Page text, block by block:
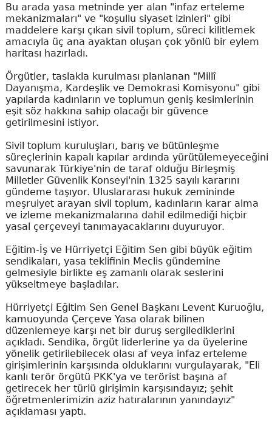
Bu arada yasa metninde yer alan "infaz erteleme
mekanizmaları" ve "koşullu siyaset izinleri" gibi
maddelere karşı çıkan sivil toplum, süreci kilitlemek
amacıyla üç ana ayaktan oluşan çok yönlü bir eylem
haritası hazırladı.
Örgütler, taslakla kurulması planlanan "Millî
Dayanışma, Kardeşlik ve Demokrasi Komisyonu" gibi
yapılarda kadınların ve toplumun geniş kesimlerinin
eşit söz hakkına sahip olacağı bir güvence
getirilmesini istiyor.
Sivil toplum kuruluşları, barış ve bütünleşme
süreçlerinin kapalı kapılar ardında yürütülemeyeceğini
savunarak Türkiye'nin de taraf olduğu Birleşmiş
Milletler Güvenlik Konseyi'nin 1325 sayılı kararını
gündeme taşıyor. Uluslararası hukuk zemininde
meşruiyet arayan sivil toplum, kadınların karar alma
ve izleme mekanizmalarına dahil edilmediği hiçbir
yasal çerçeveyi tanımayacaklarını duyuruyor.
Eğitim-İş ve Hürriyetçi Eğitim Sen gibi büyük eğitim
sendikaları, yasa teklifinin Meclis gündemine
gelmesiyle birlikte eş zamanlı olarak seslerini
yükseltmeye başladılar.
Hürriyetçi Eğitim Sen Genel Başkanı Levent Kuruoğlu,
kamuoyunda Çerçeve Yasa olarak bilinen
düzenlemeye karşı net bir duruş sergilediklerini
açıkladı. Sendika, örgüt liderlerine ya da üyelerine
yönelik getirilebilecek olası af veya infaz erteleme
girişimlerinin karşısında olduklarını vurgulayarak, "Eli
kanlı terör örgütü PKK'ya ve terörist başına af
getirecek her türlü girişimin karşısındayız; şehit
öğretmenlerimizin aziz hatıralarının yanındayız"
açıklaması yaptı.